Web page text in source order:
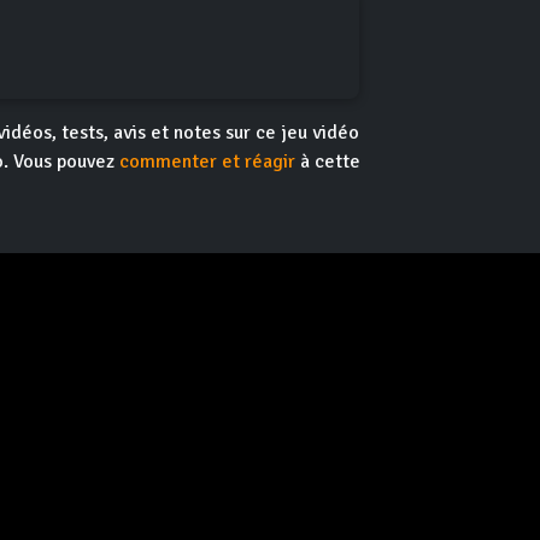
tests, avis et notes sur ce jeu vidéo
pouvez commenter et réagir à cette